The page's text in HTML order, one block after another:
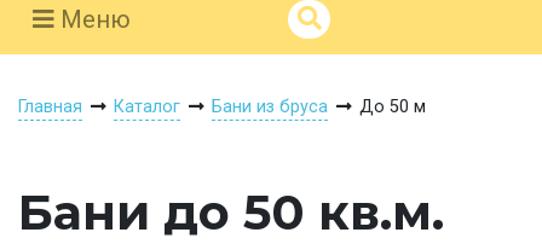
Меню
Главная Каталог Бани из бруса До 50 м
Бани до 50 кв.м.